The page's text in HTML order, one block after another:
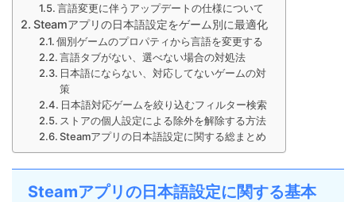
言語変更に伴うアップデートの仕様について
Steamアプリの日本語設定をゲーム別に最適化
個別ゲームのプロパティから言語を変更する
言語タブがない、選べない場合の対処法
日本語にならない、対応してないゲームの対
策
日本語対応ゲームを絞り込むフィルター検索
ストアの個人設定による除外を解除する方法
Steamアプリの日本語設定に関する総まとめ
Steamアプリの日本語設定に関する基本